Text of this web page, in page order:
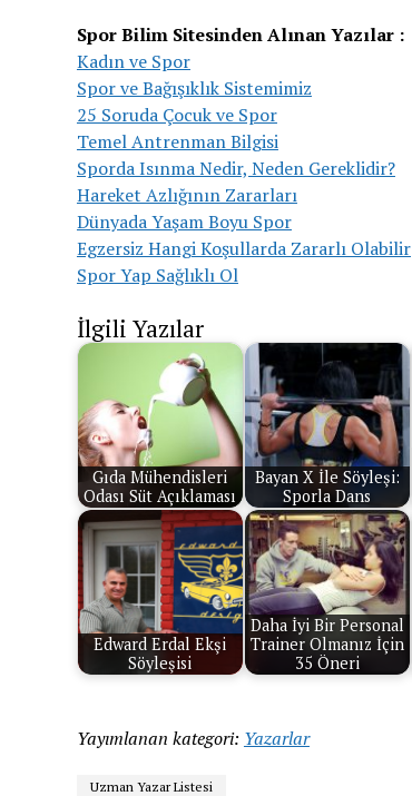
Spor Bilim Sitesinden Alınan Yazılar :
Kadın ve Spor
Spor ve Bağışıklık Sistemimiz
25 Soruda Çocuk ve Spor
Temel Antrenman Bilgisi
Sporda Isınma Nedir, Neden Gereklidir?
Hareket Azlığının Zararları
Dünyada Yaşam Boyu Spor
Egzersiz Hangi Koşullarda Zararlı Olabilir
Spor Yap Sağlıklı Ol
İlgili Yazılar
Gıda Mühendisleri
Odası Süt Açıklaması
Bayan X İle Söyleşi:
Sporla Dans
Edward Erdal Ekşi
Söyleşisi
Daha İyi Bir Personal
Trainer Olmanız İçin
35 Öneri
Yayımlanan kategori: Yazarlar
Uzman Yazar Listesi